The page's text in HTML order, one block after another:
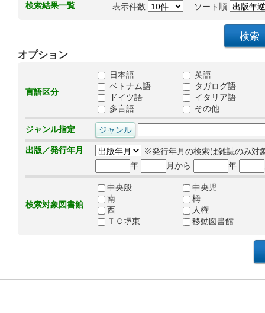
検索結果一覧 表示件数 ソート順
オプション
言語区分
日本語
英語
ベトナム語
タガログ語
ドイツ語
イタリア語
多言語
その他
ジャンル指定
出版／発行年月
※発行年月の検索は雑誌のみ対
年
月から 年
検索対象図書館
中央般
中央児
南
栂
西
人権
ＴＣ堺東
移動図書館